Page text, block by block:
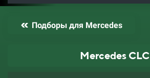
Подборы для Mercedes
Mercedes CLC